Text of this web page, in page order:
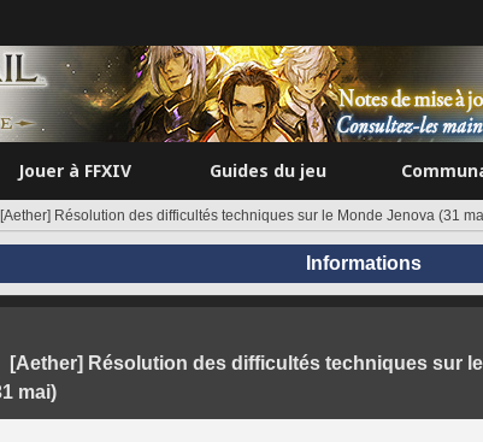
Jouer à FFXIV Guides du jeu
[Aether] Résolution des difficultés techniques sur le Monde Jenova (31
Informations
[Aether] Résolution des difficultés techniques sur le
mai)